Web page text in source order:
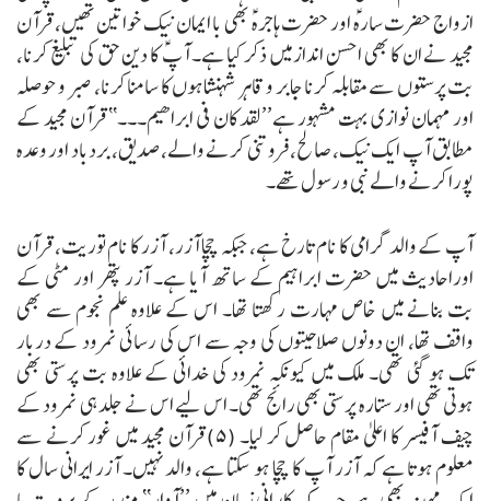
ازواج حضرت سارہؑ اور حضرت ہاجرہ ؑبھی با ایمان نیک خواتین تھیں، قرآن
مجید نے ان کا بھی احسن انداز میں ذکر کیا ہے۔ آپؑ کا دین حق کی تبلیغ کرنا،
بت پرستوں سے مقابلہ کرنا جابر و قاہر شہنشاہوں کا سامنا کرنا، صبر و حوصلہ
اور مہمان نوازی بہت مشہور ہے’’لقد کان فی ابراھیم۔۔۔‘‘ قرآن مجید کے
مطابق آپ ایک نیک، صالح، فروتنی کرنے والے، صدیق، بردباد اور وعدہ
پورا کرنے والے نبی و رسول تھے۔
آپ کے والد گرامی کا نام تارخ ہے، جبکہ چچا آزر، آزر کا نام توریت، قرآن
اوراحادیث میں حضرت ابراہیم کے ساتھ آیا ہے۔ آزر پتھر اور مٹی کے
بت بنانے میں خاص مہارت رکھتا تھا۔ اس کے علاوہ علم نجوم سے بھی
واقف تھا، ان دونوں صلاحیتوں کی وجہ سے اس کی رسائی نمرود کے دربار
تک ہو گئی تھی۔ ملک میں کیونکہ نمرود کی خدائی کے علاوہ بت پرستی بھی
ہوتی تھی اور ستارہ پرستی بھی رائج تھی۔ اس لیے اس نے جلد ہی نمرود کے
چیف آفیسر کا اعلیٰ مقام حاصل کر لیا۔ (۵)
قرآن مجید میں غور کرنے سے
معلوم ہوتا ہے کہ آزر آپ کا چچا ہو سکتا ہے، والد نہیں۔ آزر ایرانی سال کا